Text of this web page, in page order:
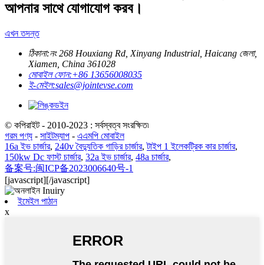
আপনার সাথে যোগাযোগ করব।
এখন তদন্ত
ঠিকানা:নং 268 Houxiang Rd, Xinyang Industrial, Haicang জেলা,
Xiamen, China 361028
মোবাইল ফোন:+86 13656008035
ই-মেইল:sales@jointevse.com
© কপিরাইট - 2010-2023 : সর্বস্বত্ব সংরক্ষিত৷
গরম পণ্য - সাইটম্যাপ - এএমপি মোবাইল
16a ইভ চার্জার, 240v বৈদ্যুতিক গাড়ির চার্জার,টাইপ 1 ইলেকট্রিক কার চার্জার,
150kw Dc ফাস্ট চার্জার, 32a ইভ চার্জার, 48a চার্জার,
备案号:闽ICP备2023006640号-1
[javascript][/javascript]
ইমেইল পাঠান
x